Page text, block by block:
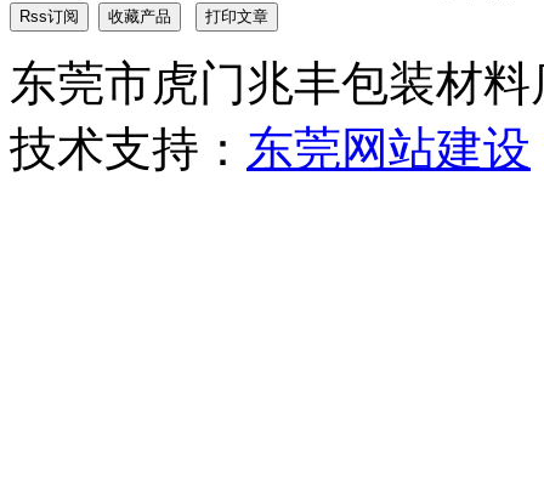
东莞市虎门兆丰包装材
技术支持： 东莞网站建设